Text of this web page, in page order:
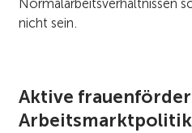
Normalarbeitsverhältnissen
nicht sein.
Aktive
Arbeitsmarktpolitik